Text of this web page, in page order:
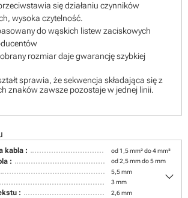
się działaniu czynników
wysoka czytelność.
do wąskich listew zaciskowych
rozmiar daje gwarancję szybkiej
sprawia, że sekwencja składająca się z
znaków zawsze pozostaje w jednej linii.
kabla : od 1,5 mm² do 4 mm²
: od 2,5 mm do 5 mm
5,5 mm
3 mm
: 2,6 mm
keyboard_arrow_down